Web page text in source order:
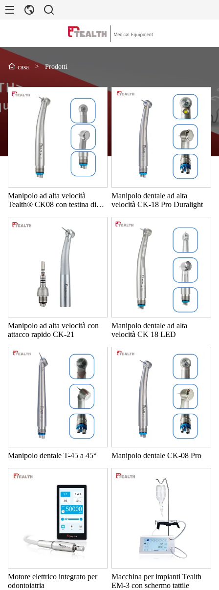
casa > Prodotti
Manipolo ad alta velocità
Tealth® CK08 con testina di
Manipolo dentale ad alta
velocità CK-18 Pro Duralight
Manipolo ad alta velocità con
attacco rapido CK-21
Manipolo dentale ad alta
velocità CK 18 LED
Manipolo dentale T-45 a 45° Manipolo dentale CK-08 Pro
Motore elettrico integrato per
odontoiatria
Macchina per impianti Tealth
EM-3 con schermo tattile